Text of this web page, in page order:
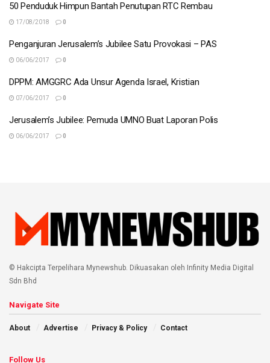
50 Penduduk Himpun Bantah Penutupan RTC Rembau
17/08/2018 0
Penganjuran Jerusalem’s Jubilee Satu Provokasi – PAS
06/06/2017 0
DPPM: AMGGRC Ada Unsur Agenda Israel, Kristian
07/06/2017 0
Jerusalem’s Jubilee: Pemuda UMNO Buat Laporan Polis
06/06/2017 0
© Hakcipta Terpelihara Mynewshub. Dikuasakan oleh Infinity Media Digital
Sdn Bhd
Navigate Site
About Advertise Privacy & Policy Contact
Follow Us